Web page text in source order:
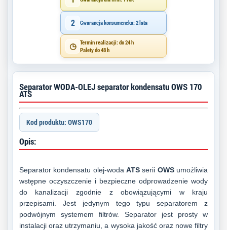
Separator WODA-OLEJ separator kondensatu OWS 170
ATS
Kod produktu: OWS170
Opis:
Separator kondensatu olej-woda ATS serii OWSumożliwia
wstępne oczyszczenie i bezpieczne odprowadzenie wody
do kanalizacji zgodnie z obowiązującymi w kraju
przepisami. Jest jedynym tego typu separatorem z
podwójnym systemem filtrów. Separator jest prosty w
instalacji oraz utrzymaniu, a wysoka jakość oraz nowe filtry
2 Gwarancja konsumencka: 2 lata
◷ Termin realizacji: do 24 h
Palety do 48 h